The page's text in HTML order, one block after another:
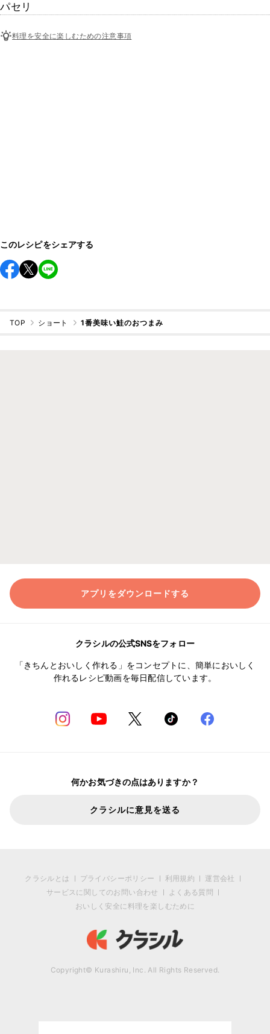
パセリ
料理を安全に楽しむための注意事項
このレシピをシェアする
TOP ショート 1番美味い鮭のおつまみ
アプリをダウンロードする
クラシルの公式SNSをフォロー
「きちんとおいしく作れる」をコンセプトに、簡単においしく
作れるレシピ動画を毎日配信しています。
何かお気づきの点はありますか？
クラシルに意見を送る
クラシルとは プライバシーポリシー 利用規約
運営会社
サービスに関してのお問い合わせ
よくある質問
おいしく安全に料理を楽しむために
Copyright© Kurashiru, Inc. All Rights Reserved.